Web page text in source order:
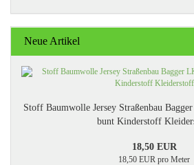
Neue Artikel
Stoff Baumwolle Jersey Straßenbau
bunt Kinderstoff
18,50 EUR
18,50 EUR pro Meter